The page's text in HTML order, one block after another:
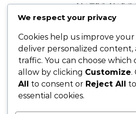
MATEO
historiker från Asunción,
till fotboll har han ägnat sin
rika arvet av paraguayanska
internationella scenen. Genom
ger han liv åt berättelserna om
stjärnor, och firar fotbollens
We respect your privacy
Cookies help us improve
deliver personalized content,
traffic. You can choose which
allow by clicking Customize.
All to consent or Reject All
essential cookies.